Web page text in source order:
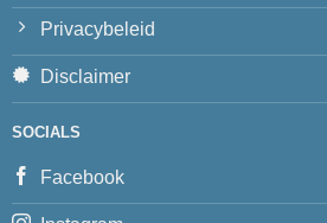
Privacybeleid
Disclaimer
SOCIALS
Facebook